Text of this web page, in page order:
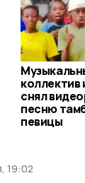
коллектив
снял
песню
певицы
19:02